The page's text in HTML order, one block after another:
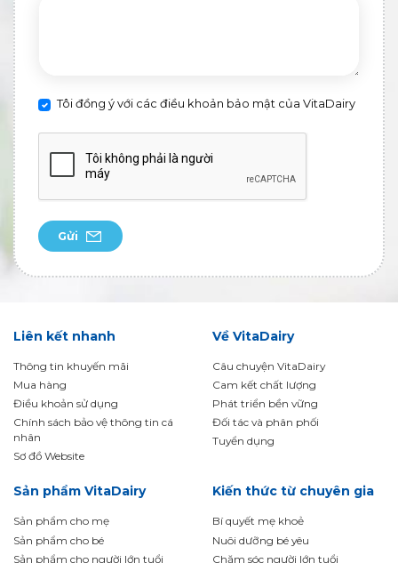
Tôi đồng ý với các điều khoản bảo mật của VitaDairy
Gửi
Liên kết nhanh
Thông tin khuyến mãi
Mua hàng
Điều khoản sử dụng
Chính sách bảo vệ thông tin cá
nhân
Sơ đồ Website
Về VitaDairy
Câu chuyện VitaDairy
Cam kết chất lượng
Phát triển bền vững
Đối tác và phân phối
Tuyển dụng
Sản phẩm VitaDairy
Sản phẩm cho mẹ
Sản phẩm cho bé
Sản phẩm cho người lớn tuổi
Kiến thức từ chuyên gia
Bí quyết mẹ khoẻ
Nuôi dưỡng bé yêu
Chăm sóc người lớn tuổi